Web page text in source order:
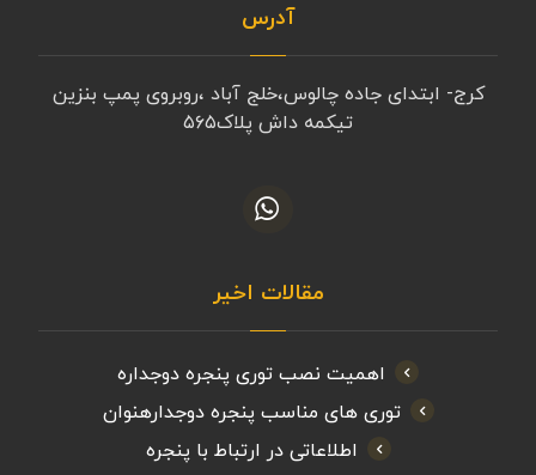
آدرس
کرج- ابتدای جاده چالوس،خلج آباد ،روبروی پمپ بنزین
تیکمه داش پلاک۵۶۵
مقالات اخیر
اهمیت نصب توری پنجره دوجداره
توری های مناسب پنجره دوجدارهنوان
اطلاعاتی در ارتباط با پنجره